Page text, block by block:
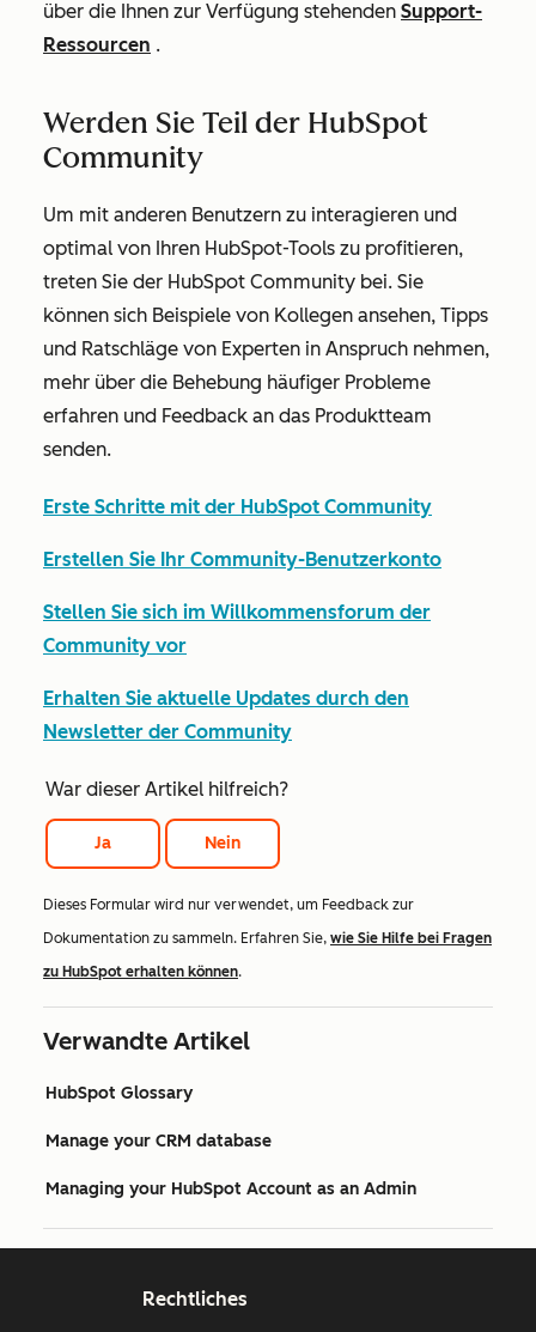
über die Ihnen zur Verfügung stehenden Support-
Ressourcen .
Werden Sie Teil der HubSpot
Community
Um mit anderen Benutzern zu interagieren und
optimal von Ihren HubSpot-Tools zu profitieren,
treten Sie der HubSpot Community bei. Sie
können sich Beispiele von Kollegen ansehen, Tipps
und Ratschläge von Experten in Anspruch nehmen,
mehr über die Behebung häufiger Probleme
erfahren und Feedback an das Produktteam
senden.
Erste Schritte mit der HubSpot Community
Erstellen Sie Ihr Community-Benutzerkonto
Stellen Sie sich im Willkommensforum der
Community vor
Erhalten Sie aktuelle Updates durch den
Newsletter der Community
War dieser Artikel hilfreich?
Ja Nein
Dieses Formular wird nur verwendet, um Feedback zur
Dokumentation zu sammeln. Erfahren Sie, wie Sie Hilfe bei Fragen
zu HubSpot erhalten können.
Verwandte Artikel
HubSpot Glossary
Manage your CRM database
Managing your HubSpot Account as an Admin
Rechtliches